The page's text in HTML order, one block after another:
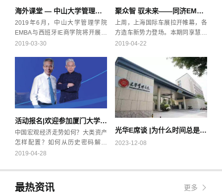
海外课堂 — 中山大学管理学院EMBA — 西班牙IE商学院海外课堂项目启动！
2019年6月，中山大学管理学院
EMBA与西班牙IE商学院将开展首
次海外课堂，共同推出以“变革领导
学习（全英文教学，高质量同传，
让你无障碍学习、交流、沟通）、
3次西班牙文化探访、2家国际企业
参访、1份西班牙IE商学院证书，本
次海外课堂定让你收获满满！看到
来看看吧~
2019-03-30
聚众智 驭未来——同济EMBA携手伟世通探索未来智能出行
上周，上海国际车展拉开帷幕，各
方造车新势力登场。本期同享慧同
济EMBA一行来到了全球汽车座舱
伟世通共同举办了“聚众智 驭未来”
——新能源车赋能自动驾驶高端对
话。本次高端对话由同济大学汽车
学院教授兼上海蓥石汽车有限公司
董事长高卫民、伟世通首席技术官
Markus Schupfner、伟世通首席架
镇。在对话中，他们主要围绕着自
动驾驶如何赋能未来出行、中国自
核心话题进行了思想碰撞。
2019-04-22
活动报名|欢迎参加厦门大学EMBA鼓浪屿名家论坛(暨中泰文化大讲堂)
中国宏观经济走势如何？大类资产
怎样配置？如何从历史密码解读
2020前两岸关系发展？当经济学家
上，他们的思想将碰撞出什么火
花？
2019-04-28
光华E席谈 |为什么时间总是不够用：精力管理的秘密
2023-12-08
最热资讯 更多